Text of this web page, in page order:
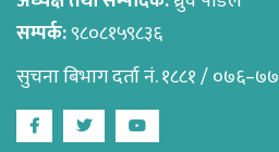
सम्पर्क:९८०८१५९८३६
सुचना बिभाग दर्ता नं. १८८१ / ०७६–७७
FacebookTwitterYoutube